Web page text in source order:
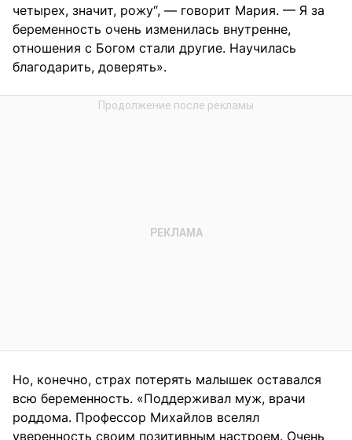
четырех, значит, рожу“, — говорит Мария. — Я за
беременность очень изменилась внутренне,
отношения с Богом стали другие. Научилась
благодарить, доверять».
Но, конечно, страх потерять малышек оставался
всю беременность. «Поддерживал муж, врачи
роддома. Профессор Михайлов вселял
уверенность своим позитивным настроем. Очень